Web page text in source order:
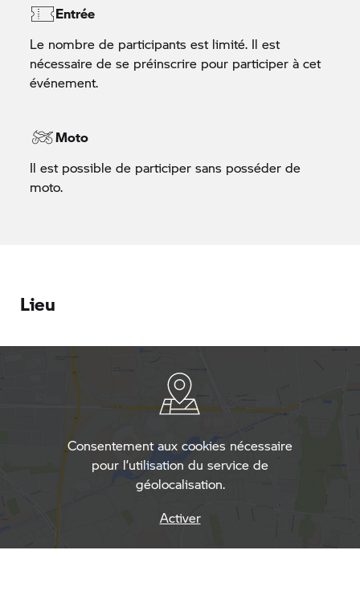
Entrée
Le nombre de participants est limité. Il est
nécessaire de se préinscrire pour participer à cet
événement.
Moto
Il est possible de participer sans posséder de
moto.
Lieu
Consentement aux cookies nécessaire
pour l’utilisation du service de
géolocalisation.
Activer